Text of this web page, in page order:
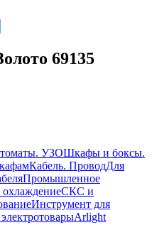
69135
УЗОШкафы и боксы.
Кабель. ПроводДля
Промышленное
СКС и
Инструмент для
Arlight